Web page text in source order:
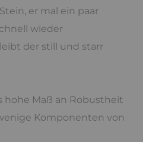
er mal ein paar
wieder
der still und starr
hohe Maß an Robustheit
Komponenten von